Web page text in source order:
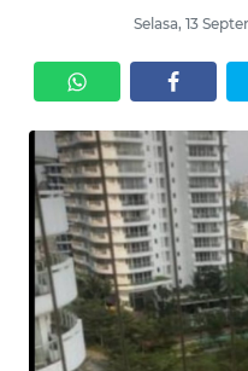
Selasa, 13
TOKOH
OPINI
Informasi
INDEKS
BERITA
KONTAK
KAMI